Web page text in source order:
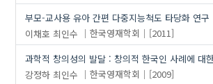
부모-교사용 유아 간편 다중지능척도 타당화 연구
이채호 최인수 한국영재학회
[2011]
과학적 창의성의 발달 : 창의적 한국인 사례에 대
강정하 최인수 한국영재학회
[2009]